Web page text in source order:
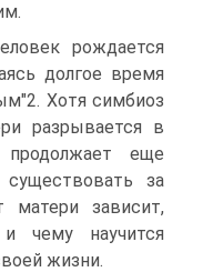
рождается
долгое время
Хотя симбиоз
разрывается в
еще
за
зависит,
чему научится
жизни.